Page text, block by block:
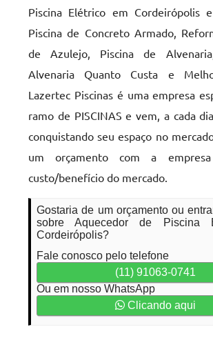
Piscina Elétrico em Cordeirópolis
Piscina de Concreto Armado,
de Azulejo, Piscina de
Alvenaria Quanto Custa e
Lazertec Piscinas é uma empresa
ramo de PISCINAS e vem, a cada
conquistando seu espaço no
um orçamento com a
custo/benefício do mercado.
Gostaria de um orçamento ou
sobre Aquecedor de Piscina
Cordeirópolis?
Fale conosco pelo telefone
(11) 91063-0741
Ou em nosso WhatsApp
Clicando aqui